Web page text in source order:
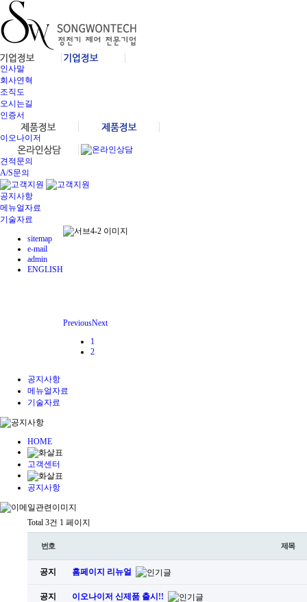
인사말
회사연혁
조직도
오시는길
인증서
이오나이저
견적문의
A/S문의
공지사항
메뉴얼자료
기술자료
sitemap
e-mail
admin
ENGLISH
PreviousNext
1
2
공지사항
메뉴얼자료
기술자료
HOME
고객센터
공지사항
Total 3건 1 페이지
번호 제목
공지 홈페이지 리뉴얼
공지 이오나이저 신제품 출시!!